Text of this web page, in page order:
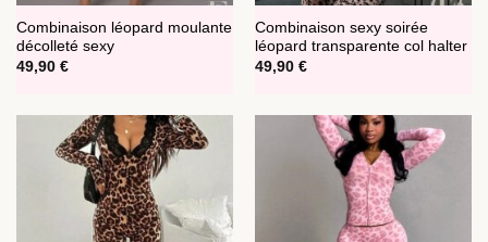
Combinaison léopard moulante
décolleté sexy
49,90 €
Combinaison sexy soirée
léopard transparente col halter
49,90 €